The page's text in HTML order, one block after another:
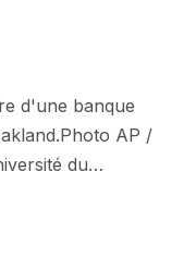
d'une banque
AP /
du…